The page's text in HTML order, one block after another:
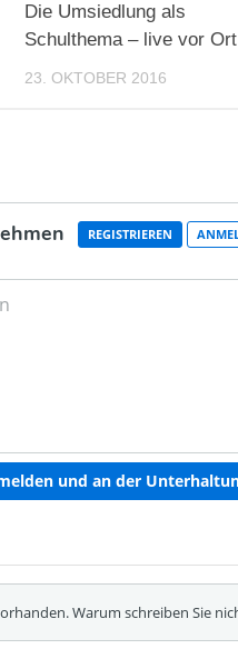
Die Umsiedlung als
Schulthema – live vor Ort
23. OKTOBER 2016